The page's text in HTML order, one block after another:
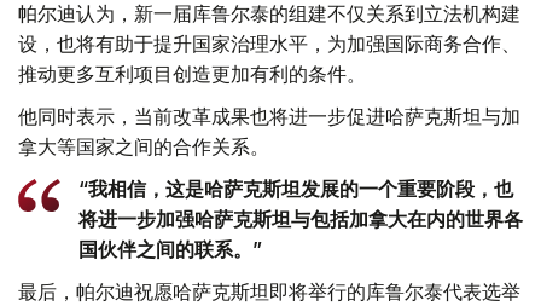
帕尔迪认为，新一届库鲁尔泰的组建不仅关系到立法机构建
设，也将有助于提升国家治理水平，为加强国际商务合作、
推动更多互利项目创造更加有利的条件。
他同时表示，当前改革成果也将进一步促进哈萨克斯坦与加
拿大等国家之间的合作关系。
“我相信，这是哈萨克斯坦发展的一个重要阶段，也
将进一步加强哈萨克斯坦与包括加拿大在内的世界各
国伙伴之间的联系。”
最后，帕尔迪祝愿哈萨克斯坦即将举行的库鲁尔泰代表选举